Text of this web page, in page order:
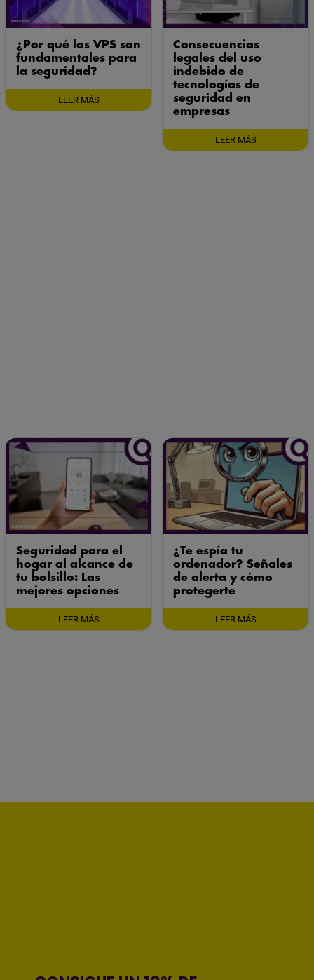
¿Por qué los VPS son
fundamentales para
la seguridad?
LEER MÁS
Consecuencias
legales del uso
indebido de
tecnologías de
seguridad en
empresas
LEER MÁS
Seguridad para el
hogar al alcance de
tu bolsillo: Las
mejores opciones
LEER MÁS
¿Te espía tu
ordenador? Señales
de alerta y cómo
protegerte
LEER MÁS